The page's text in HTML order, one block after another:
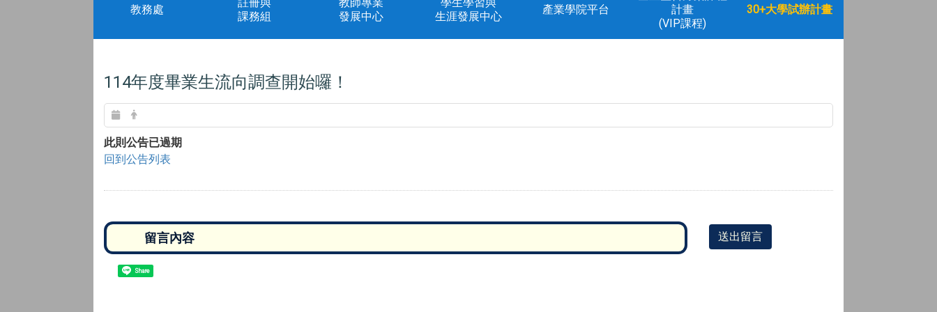
教務處
課務組
發展中心
生涯發展中心
產業學院平台
計畫
(VIP課程)
30+大學試辦計畫
114年度畢業生流向調查開始囉！
此則公告已過期
回到公告列表
送出留言
Share